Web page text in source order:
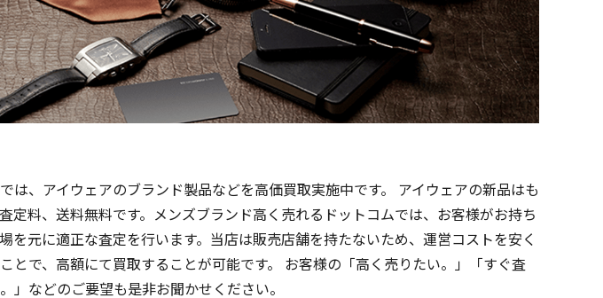
は、アイウェアのブランド製品などを高価買取実施中です。 アイウェアの新品はも
定料、送料無料です。メンズブランド高く売れるドットコムでは、お客様がお持ち
を元に適正な査定を行います。当店は販売店舗を持たないため、運営コストを安く
とで、高額にて買取することが可能です。 お客様の「高く売りたい。」「すぐ査
」などのご要望も是非お聞かせください。